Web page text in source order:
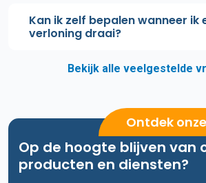
Kan ik zelf bepalen wanneer ik
verloning draai?
Bekijk alle veelgestelde
Ontdek
Op de hoogte blijven van
producten en diensten?